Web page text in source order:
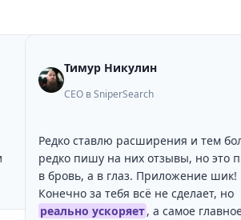
Тимур Никулин
CEO в SniperSearch
Редко ставлю расширения и тем более
редко пишу на них отзывы, но это прям
в бровь, а в глаз. Приложение шик!
Конечно за тебя всё не сделает, но
реально ускоряет, а самое главное